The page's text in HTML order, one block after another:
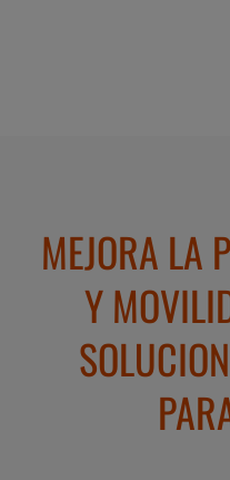
MEJORA LA
Y